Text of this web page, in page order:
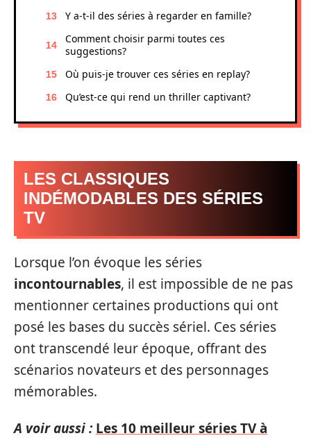
Y a-t-il des séries à regarder en famille?
Comment choisir parmi toutes ces
suggestions?
Où puis-je trouver ces séries en replay?
Qu’est-ce qui rend un thriller captivant?
LES CLASSIQUES
INDÉMODABLES DES SÉRIES
TV
Lorsque l’on évoque les séries
incontournables, il est impossible de ne pas
mentionner certaines productions qui ont
posé les bases du succès sériel. Ces séries
ont transcendé leur époque, offrant des
scénarios novateurs et des personnages
mémorables.
A voir aussi : Les 10 meilleur séries TV à